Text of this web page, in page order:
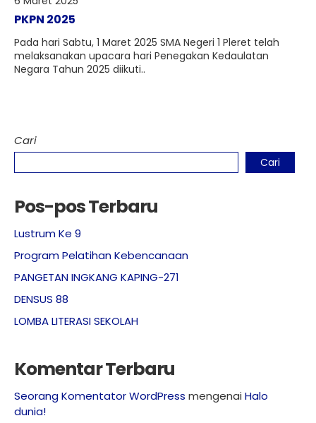
PKPN 2025
Pada hari Sabtu, 1 Maret 2025 SMA Negeri 1 Pleret telah
melaksanakan upacara hari Penegakan Kedaulatan
Negara Tahun 2025 diikuti..
Cari
Cari
Pos-pos Terbaru
Lustrum Ke 9
Program Pelatihan Kebencanaan
PANGETAN INGKANG KAPING-271
DENSUS 88
LOMBA LITERASI SEKOLAH
Komentar Terbaru
Seorang Komentator WordPress mengenai Halo
dunia!